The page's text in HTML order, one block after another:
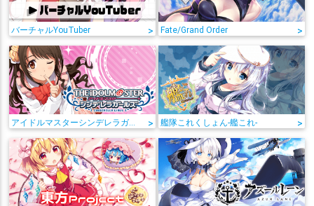
バーチャルYouTuber > Fate/Grand Order >
アイドルマスターシンデレラガールズ > 艦隊これくしょん-艦これ- >